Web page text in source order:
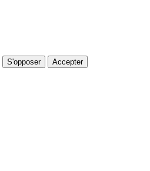
S'opposer Accepter